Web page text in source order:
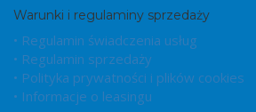
Warunki i regulaminy sprzedaży
• Regulamin świadczenia usług
• Regulamin sprzedaży
• Polityka prywatności i plików cookies
• Informacje o leasingu